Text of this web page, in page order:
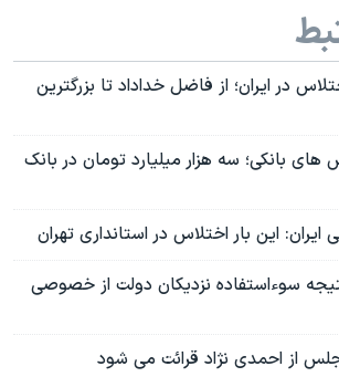
در ایران؛ از فاضل خداداد تا بزرگترین
های بانکی؛ سه هزار میلیارد تومان در بانک
این بار اختلاس در استانداری تهران
سوءاستفاده نزدیکان دولت از خصوصی
از احمدی نژاد قرائت می شود